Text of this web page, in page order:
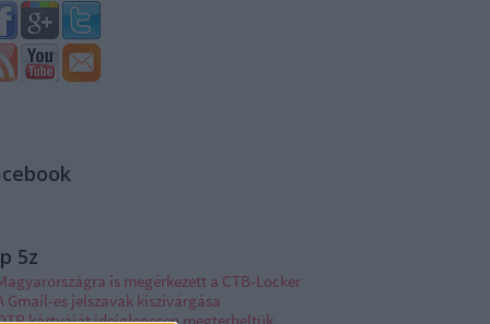
5z
is megérkezett a CTB-Locker
Gmail-es jelszavak kiszivárgása